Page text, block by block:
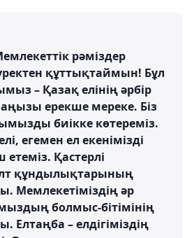
рәміздер
құттықтаймын! Бұл
– Қазақ елінің әрбір
ерекше мереке. Біз
биікке көтереміз.
егемен ел екенімізді
етеміз. Қастерлі
құндылықтарының
Мемлекетіміздің әр
болмыс-бітімінің
Елтаңба – елдігіміздің